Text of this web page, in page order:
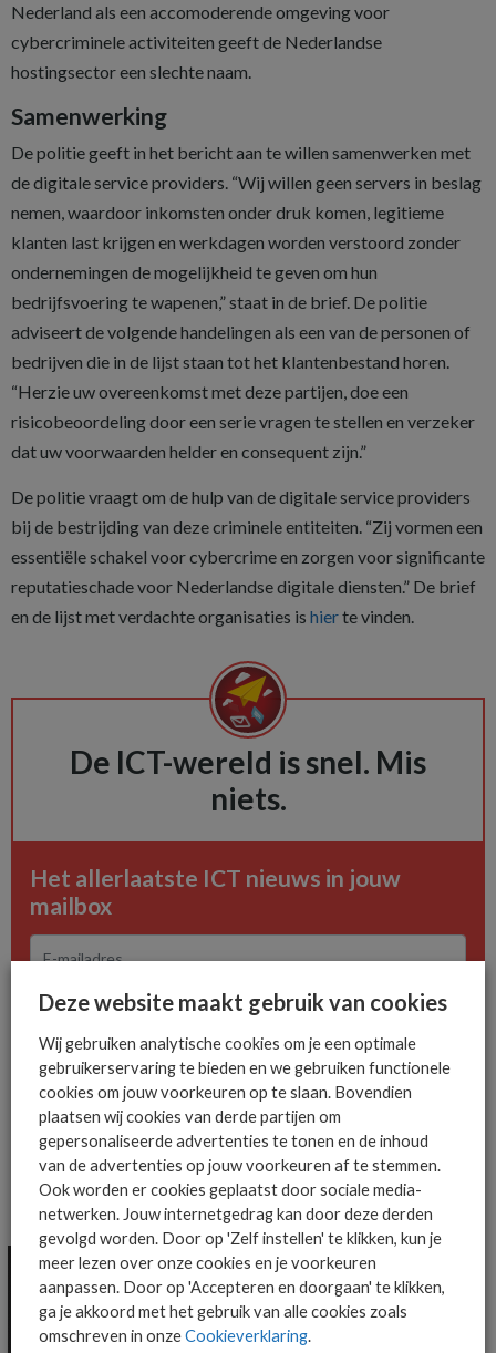
Nederland als een accomoderende omgeving voor
cybercriminele activiteiten geeft de Nederlandse
hostingsector een slechte naam.
Samenwerking
De politie geeft in het bericht aan te willen samenwerken met
de digitale service providers. “Wij willen geen servers in beslag
nemen, waardoor inkomsten onder druk komen, legitieme
klanten last krijgen en werkdagen worden verstoord zonder
ondernemingen de mogelijkheid te geven om hun
bedrijfsvoering te wapenen,” staat in de brief. De politie
adviseert de volgende handelingen als een van de personen of
bedrijven die in de lijst staan tot het klantenbestand horen.
“Herzie uw overeenkomst met deze partijen, doe een
risicobeoordeling door een serie vragen te stellen en verzeker
dat uw voorwaarden helder en consequent zijn.”
De politie vraagt om de hulp van de digitale service providers
bij de bestrijding van deze criminele entiteiten. “Zij vormen een
essentiële schakel voor cybercrime en zorgen voor significante
reputatieschade voor Nederlandse digitale diensten.” De brief
en de lijst met verdachte organisaties is hierte vinden.
De ICT-wereld is snel. Mis
niets.
Het allerlaatste ICT nieuws in jouw
mailbox
MEER ALGEMEEN IT NIEUWS NIEUWS
Deze website maakt gebruik van cookies
Wij gebruiken analytische cookies om je een optimale
gebruikerservaring te bieden en we gebruiken functionele
cookies om jouw voorkeuren op te slaan. Bovendien
plaatsen wij cookies van derde partijen om
gepersonaliseerde advertenties te tonen en de inhoud
van de advertenties op jouw voorkeuren af te stemmen.
Ook worden er cookies geplaatst door sociale media-
netwerken. Jouw internetgedrag kan door deze derden
gevolgd worden. Door op 'Zelf instellen' te klikken, kun je
meer lezen over onze cookies en je voorkeuren
aanpassen. Door op 'Accepteren en doorgaan' te klikken,
ga je akkoord met het gebruik van alle cookies zoals
omschreven in onzeCookieverklaring.